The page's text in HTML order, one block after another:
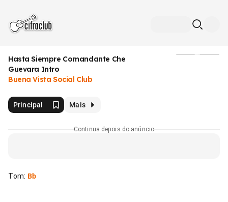
Hasta Siempre Comandante Che
Guevara Intro
Buena Vista Social Club
Principal Mais
Continua depois do anúncio
Tom: Bb